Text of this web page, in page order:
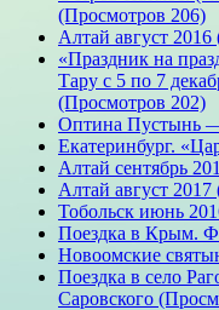
(Просмотров 206)
Алтай август
«Праздник на
Тару с 5 по 7
(Просмотров 202)
Оптина Пустынь
Екатеринбург.
Алтай сентябрь
Алтай август
Тобольск июнь
Поездка в Крым.
Новоомские
Поездка в село
Саровского